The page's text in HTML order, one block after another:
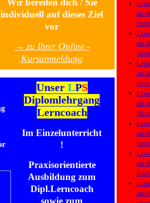
Wir bereiten dich / Sie
individuell auf dieses Ziel
vor
→ zu Ihrer Online -
Kursanmeldung
Unser LPS
Diplomlehrgang
Lerncoach
Im Einzelunterricht
!
Praxisorientierte
Ausbildung zum
Dipl.Lerncoach
Lern
am
Lern
am
Lern
am
Lern
am
Lern
am
Lern
am
Lern
am